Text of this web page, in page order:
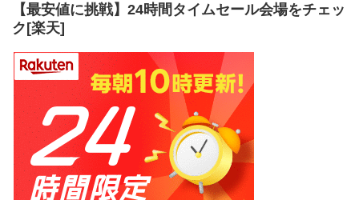
【最安値に挑戦】24時間タイムセール会場をチェッ
ク[楽天]